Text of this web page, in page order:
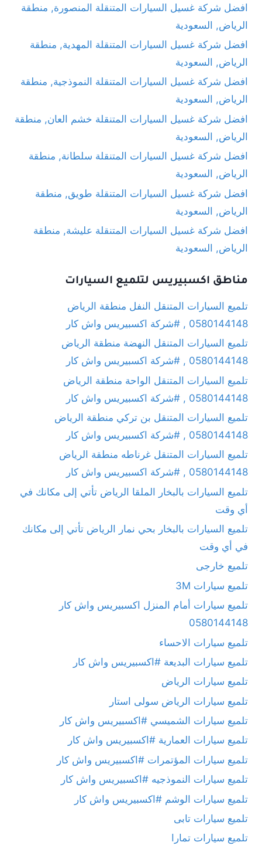
افضل شركة غسيل السيارات المتنقلة المنصورة, منطقة
الرياض, السعودية
افضل شركة غسيل السيارات المتنقلة المهدية, منطقة
الرياض, السعودية
افضل شركة غسيل السيارات المتنقلة النموذجية, منطقة
الرياض, السعودية
افضل شركة غسيل السيارات المتنقلة خشم العان, منطقة
الرياض, السعودية
افضل شركة غسيل السيارات المتنقلة سلطانة, منطقة
الرياض, السعودية
افضل شركة غسيل السيارات المتنقلة طويق, منطقة
الرياض, السعودية
افضل شركة غسيل السيارات المتنقلة عليشة, منطقة
الرياض, السعودية
مناطق اكسبيريس لتلميع السيارات
تلميع السيارات المتنقل النفل منطقة الرياض
0580144148 , #شركة اكسبيريس واش كار
تلميع السيارات المتنقل النهضة منطقة الرياض
0580144148 , #شركة اكسبيريس واش كار
تلميع السيارات المتنقل الواحة منطقة الرياض
0580144148 , #شركة اكسبيريس واش كار
تلميع السيارات المتنقل بن تركي منطقة الرياض
0580144148 , #شركة اكسبيريس واش كار
تلميع السيارات المتنقل غرناطه منطقة الرياض
0580144148 , #شركة اكسبيريس واش كار
تلميع السيارات بالبخار الملقا الرياض تأتي إلى مكانك في
أي وقت
تلميع السيارات بالبخار بحي نمار الرياض تأتي إلى مكانك
في أي وقت
تلميع خارجى
تلميع سيارات 3M
تلميع سيارات أمام المنزل اكسبيريس واش كار
0580144148
تلميع سيارات الاحساء
تلميع سيارات البديعة #اكسبيريس واش كار
تلميع سيارات الرياض
تلميع سيارات الرياض سولى استار
تلميع سيارات الشميسي #اكسبيريس واش كار
تلميع سيارات العمارية #اكسبيريس واش كار
تلميع سيارات المؤتمرات #اكسبيريس واش كار
تلميع سيارات النموذجيه #اكسبيريس واش كار
تلميع سيارات الوشم #اكسبيريس واش كار
تلميع سيارات تابى
تلميع سيارات تمارا